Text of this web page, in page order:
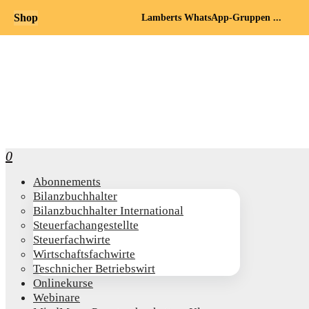
0
Abon­ne­ments
Bilanz­buch­hal­ter
Bilanz­buch­hal­ter International
Steu­er­fach­an­ge­stell­te
Steu­er­fach­wir­te
Wirt­schafts­fach­wir­te
Teschni­cher Betriebswirt
Online­kur­se
Web­i­na­re
Shop Lamberts WhatsApp-Gruppen ...